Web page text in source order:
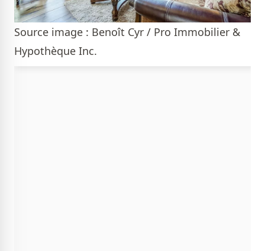
Source image : Benoît Cyr / Pro Immobilier &
Hypothèque Inc.